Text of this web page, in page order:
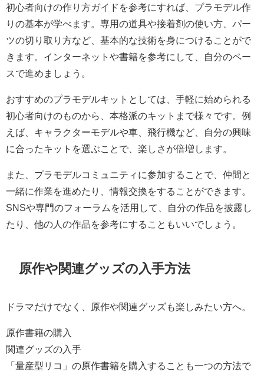
初心者向けの作り方ガイドを参考にすれば、プラモデル作
りの基本が学べます。専用の道具や接着剤の使い方、パー
ツの切り取り方など、基本的な技術を身につけることがで
きます。インターネットや書籍を参考にして、自分のペー
スで進めましょう。
おすすめのプラモデルキットとしては、手軽に始められる
初心者向けのものから、本格派のキットまで様々です。例
えば、キャラクターモデルや車、飛行機など、自分の興味
に合ったキットを選ぶことで、楽しさが倍増します。
また、プラモデルコミュニティに参加することで、仲間と
一緒に作業を進めたり、情報交換をすることができます。
SNSや専門のフォーラムを活用して、自分の作品を披露し
たり、他の人の作品を参考にすることもいいでしょう。
原作や関連グッズの入手方法
ドラマだけでなく、原作や関連グッズも楽しみたい方へ。
原作書籍の購入
関連グッズの入手
「量産型リコ」の原作書籍を購入することも一つの方法で